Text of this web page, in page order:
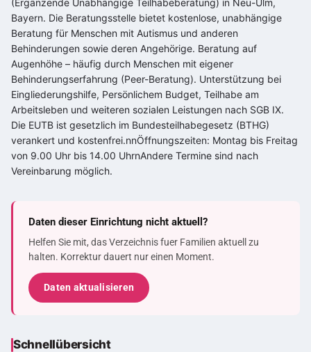
(Ergänzende Unabhängige Teilhabeberatung) in Neu-Ulm,
Bayern. Die Beratungsstelle bietet kostenlose, unabhängige
Beratung für Menschen mit Autismus und anderen
Behinderungen sowie deren Angehörige. Beratung auf
Augenhöhe – häufig durch Menschen mit eigener
Behinderungserfahrung (Peer-Beratung). Unterstützung bei
Eingliederungshilfe, Persönlichem Budget, Teilhabe am
Arbeitsleben und weiteren sozialen Leistungen nach SGB IX.
Die EUTB ist gesetzlich im Bundesteilhabegesetz (BTHG)
verankert und kostenfrei.nnÖffnungszeiten: Montag bis Freitag
von 9.00 Uhr bis 14.00 UhrnAndere Termine sind nach
Vereinbarung möglich.
Daten dieser Einrichtung nicht aktuell?
Helfen Sie mit, das Verzeichnis fuer Familien aktuell zu
halten. Korrektur dauert nur einen Moment.
Daten aktualisieren
Schnellübersicht